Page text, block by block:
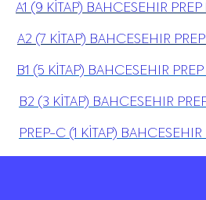
A1 (9 KİTAP) BAHCESEHIR PREP
A2 (7 KİTAP) BAHCESEHIR
B1 (5 KİTAP) BAHCESEHIR
B2 (3 KİTAP) BAHCESEHIR
PREP-C (1 KİTAP) BAHCESEHIR